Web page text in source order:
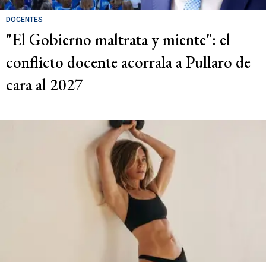
DOCENTES
"El Gobierno maltrata y miente": el
conflicto docente acorrala a Pullaro de
cara al 2027